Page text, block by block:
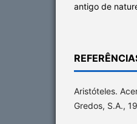
antigo de
Aristóteles.
Gredos, S.A.,